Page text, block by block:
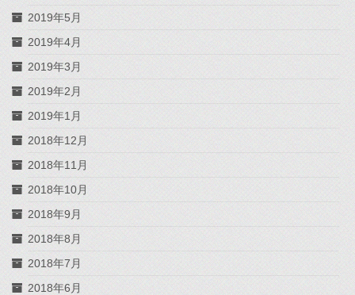
2019年5月
2019年4月
2019年3月
2019年2月
2019年1月
2018年12月
2018年11月
2018年10月
2018年9月
2018年8月
2018年7月
2018年6月